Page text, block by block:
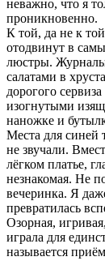
неважно, что я
проникновенно.
К той, да не к
отодвинут в
люстры.
салатами в
дорогого
изогнутыми
наножке и
Места для синей
не звучали.
лёгком платье,
незнакомая. Не
вечеринка. Я
превратилась
Озорная,
играла для
называется